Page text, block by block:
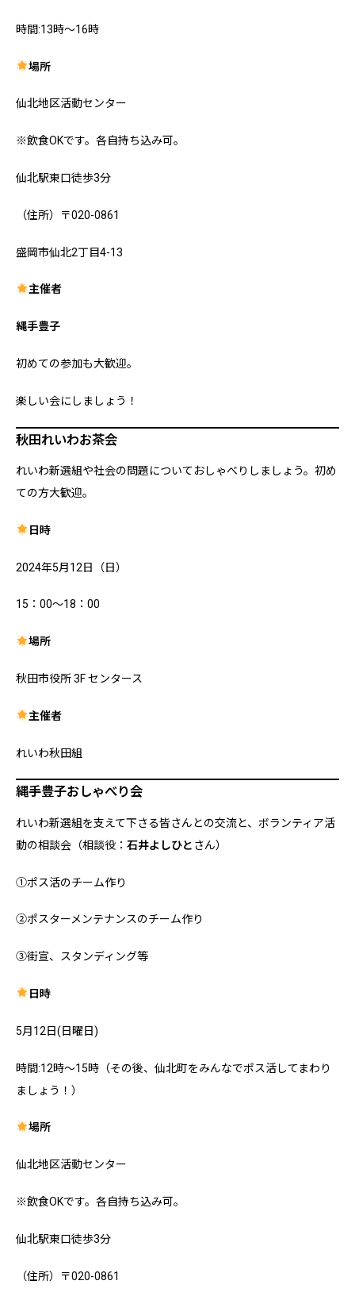
時間:13時～16時
場所
仙北地区活動センター
※飲食OKです。各自持ち込み可。
仙北駅東口徒歩3分
（住所）〒020-0861
盛岡市仙北2丁目4-13
主催者
縄手豊子
初めての参加も大歓迎。
楽しい会にしましょう！
秋田れいわお茶会
れいわ新選組や社会の問題についておしゃべりしましょう。初め
ての方大歓迎。
日時
2024年5月12日（日）
15：00〜18：00
場所
秋田市役所 3F センタース
主催者
れいわ秋田組
縄手豊子おしゃべり会
れいわ新選組を支えて下さる皆さんとの交流と、ボランティア活
動の相談会（相談役： 石井よしひと さん）
①ポス活のチーム作り
②ポスターメンテナンスのチーム作り
③街宣、スタンディング等
日時
5月12日(日曜日)
時間:12時～15時（その後、仙北町をみんなでポス活してまわり
ましょう！）
場所
仙北地区活動センター
※飲食OKです。各自持ち込み可。
仙北駅東口徒歩3分
（住所）〒020-0861